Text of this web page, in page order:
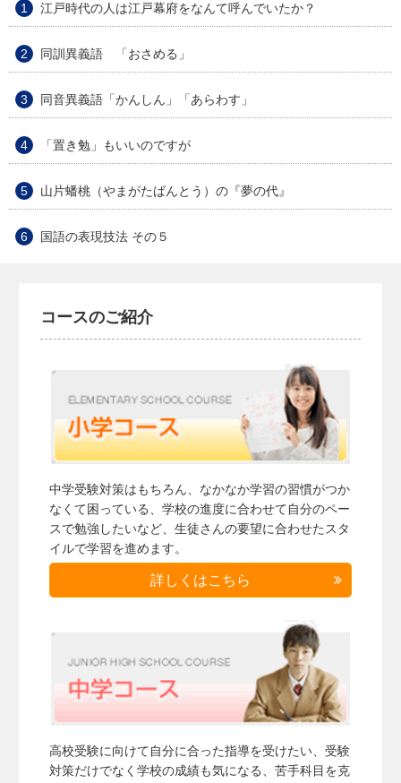
江戸時代の人は江戸幕府をなんて呼んでいたか？
同訓異義語 「おさめる」
同音異義語「かんしん」「あらわす」
「置き勉」もいいのですが
山片蟠桃（やまがたばんとう）の『夢の代』
国語の表現技法 その５
コースのご紹介
中学受験対策はもちろん、なかなか学習の習慣がつか
なくて困っている、学校の進度に合わせて自分のペー
スで勉強したいなど、生徒さんの要望に合わせたスタ
イルで学習を進めます。
詳しくはこちら
高校受験に向けて自分に合った指導を受けたい、受験
対策だけでなく学校の成績も気になる、苦手科目を克